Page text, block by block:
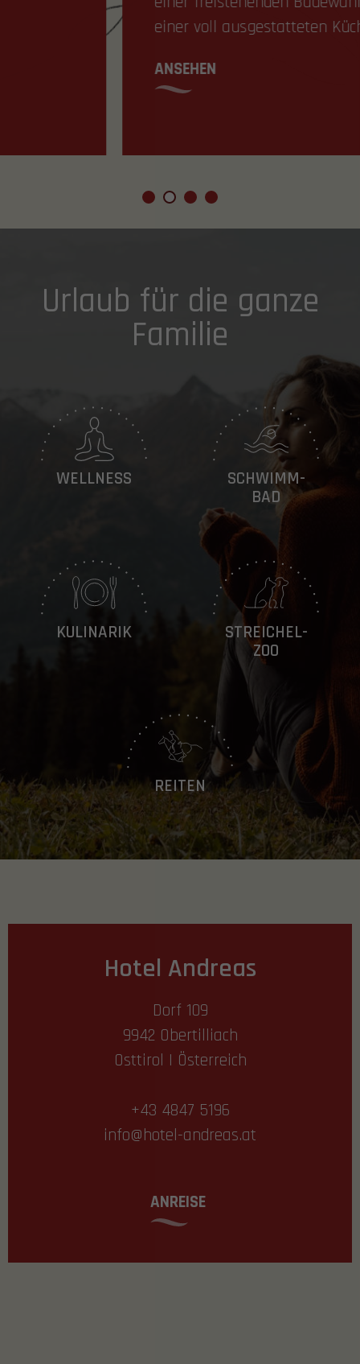
einer voll ausgestatteten Küche.
Urlaub für die ganze
Familie
WELLNESS
SCHWIMM-
BAD
KULINARIK
STREICHEL-
ZOO
REITEN
Hotel Andreas
Dorf 109
9942 Obertilliach
Osttirol | Österreich
+43 4847 5196
info@hotel-andreas.at
ANREISE